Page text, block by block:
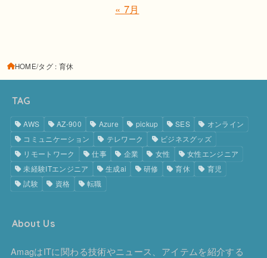
« 7月
HOME タグ : 育休
TAG
AWS AZ-900 Azure pickup SES
オンライン
コミュニケーション
テレワーク
ビジネスグッズ
リモートワーク
仕事 企業 女性
女性エンジニア
未経験ITエンジニア
生成ai 研修 育休
育児
試験
資格 転職
About Us
AmagはITに関わる技術やニュース、アイテムを紹介する